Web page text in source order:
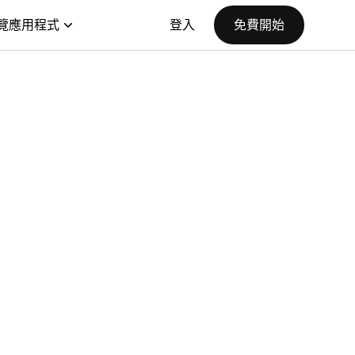
應用程式 登入 免費開始